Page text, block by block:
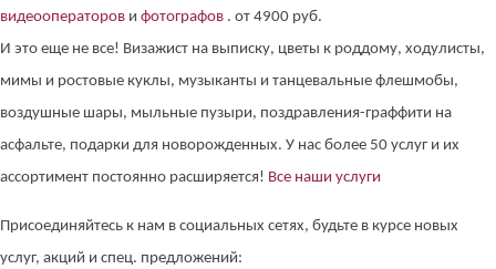
видеооператоров и фотографов . от 4900 руб.
И это еще не все! Визажист на выписку, цветы к роддому, ходулисты,
мимы и ростовые куклы, музыканты и танцевальные флешмобы,
воздушные шары, мыльные пузыри, поздравления-граффити на
асфальте, подарки для новорожденных. У нас более 50 услуг и их
ассортимент постоянно расширяется! Все наши услуги
Присоединяйтесь к нам в социальных сетях, будьте в курсе новых
услуг, акций и спец. предложений: